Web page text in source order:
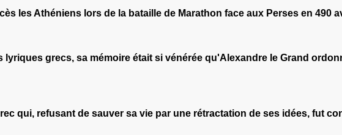
les Athéniens lors de la bataille de Marathon face aux Perses en 490
lyriques grecs, sa mémoire était si vénérée qu'Alexandre le Grand
qui, refusant de sauver sa vie par une rétractation de ses idées, fut